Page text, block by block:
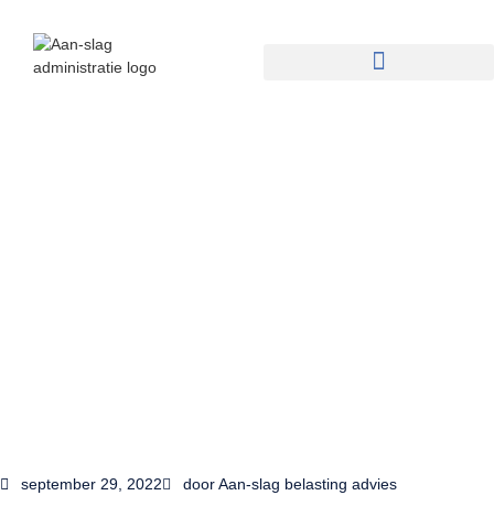
september 29, 2022 doorAan-slag belasting advies